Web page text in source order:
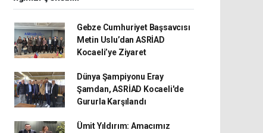
Gebze Cumhuriyet Başsavcısı
Metin Uslu’dan ASRİAD
Kocaeli’ye Ziyaret
Dünya Şampiyonu Eray
Şamdan, ASRİAD Kocaeli'de
Gururla Karşılandı
Ümit Yıldırım: Amacımız